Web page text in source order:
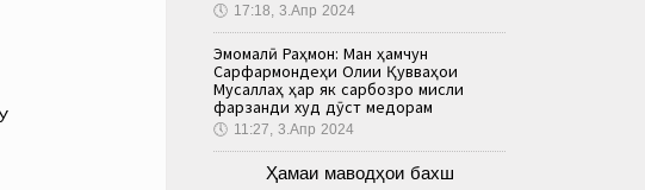
🕔 17:18, 3.Апр 2024
Эмомалӣ Раҳмон: Ман ҳамчун
Сарфармондеҳи Олии Қувваҳои
Мусаллаҳ ҳар як сарбозро мисли
фарзанди худ дӯст медорам
🕔 11:27, 3.Апр 2024
Ҳамаи маводҳои бахш